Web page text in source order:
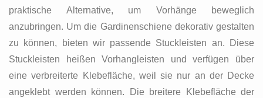
praktische Alternative, um Vorhänge beweglich
anzubringen. Um die Gardinenschiene dekorativ gestalten
zu können, bieten wir passende Stuckleisten an. Diese
Stuckleisten heißen Vorhangleisten und verfügen über
eine verbreiterte Klebefläche, weil sie nur an der Decke
angeklebt werden können. Die breitere Klebefläche der